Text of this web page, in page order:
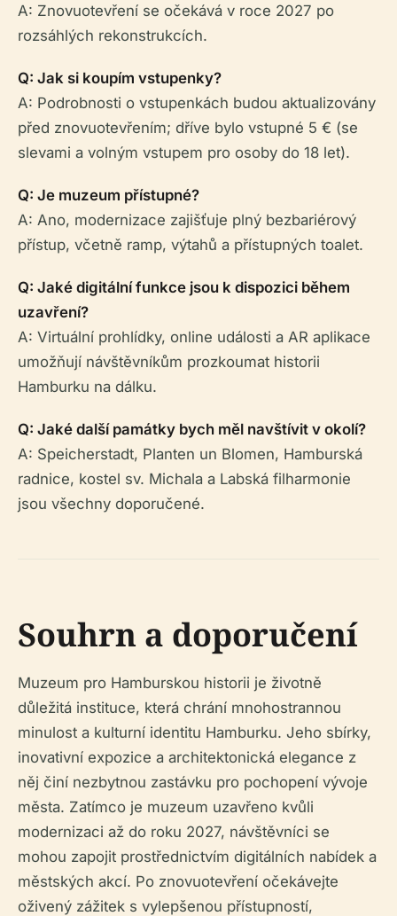
A: Znovuotevření se očekává v roce 2027 po
rozsáhlých rekonstrukcích.
Q: Jak si koupím vstupenky?
A: Podrobnosti o vstupenkách budou aktualizovány
před znovuotevřením; dříve bylo vstupné 5 € (se
slevami a volným vstupem pro osoby do 18 let).
Q: Je muzeum přístupné?
A: Ano, modernizace zajišťuje plný bezbariérový
přístup, včetně ramp, výtahů a přístupných toalet.
Q: Jaké digitální funkce jsou k dispozici během
uzavření?
A: Virtuální prohlídky, online události a AR aplikace
umožňují návštěvníkům prozkoumat historii
Hamburku na dálku.
Q: Jaké další památky bych měl navštívit v okolí?
A: Speicherstadt, Planten un Blomen, Hamburská
radnice, kostel sv. Michala a Labská filharmonie
jsou všechny doporučené.
Souhrn a doporučení
Muzeum pro Hamburskou historii je životně
důležitá instituce, která chrání mnohostrannou
minulost a kulturní identitu Hamburku. Jeho sbírky,
inovativní expozice a architektonická elegance z
něj činí nezbytnou zastávku pro pochopení vývoje
města. Zatímco je muzeum uzavřeno kvůli
modernizaci až do roku 2027, návštěvníci se
mohou zapojit prostřednictvím digitálních nabídek a
městských akcí. Po znovuotevření očekávejte
oživený zážitek s vylepšenou přístupností,